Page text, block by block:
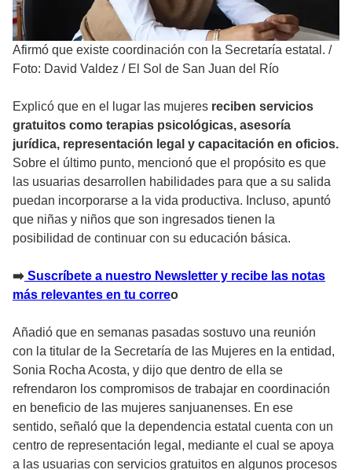
Afirmó que existe coordinación con la Secretaría estatal. /
Foto: David Valdez / El Sol de San Juan del Río
Explicó que en el lugar las mujeres reciben servicios
gratuitos como terapias psicológicas, asesoría
jurídica, representación legal y capacitación en oficios.
Sobre el último punto, mencionó que el propósito es que
las usuarias desarrollen habilidades para que a su salida
puedan incorporarse a la vida productiva. Incluso, apuntó
que niñas y niños que son ingresados tienen la
posibilidad de continuar con su educación básica.
➡️ Suscríbete a nuestro Newsletter y recibe las notas
más relevantes en tu correo
Añadió que en semanas pasadas sostuvo una reunión
con la titular de la Secretaría de las Mujeres en la entidad,
Sonia Rocha Acosta, y dijo que dentro de ella se
refrendaron los compromisos de trabajar en coordinación
en beneficio de las mujeres sanjuanenses. En ese
sentido, señaló que la dependencia estatal cuenta con un
centro de representación legal, mediante el cual se apoya
a las usuarias con servicios gratuitos en algunos procesos